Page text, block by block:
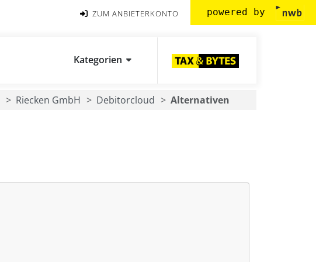
ZUM ANBIETERKONTO powered by
Kategorien
Riecken GmbH Debitorcloud Alternativen